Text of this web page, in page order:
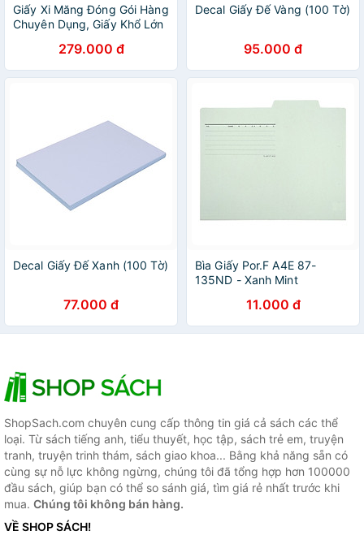
Giấy Xi Măng Đóng Gói Hàng
Chuyên Dụng, Giấy Khổ Lớn
279.000 đ
Decal Giấy Đế Vàng (100 Tờ)
95.000 đ
Decal Giấy Đế Xanh (100 Tờ)
77.000 đ
Bìa Giấy Por.F A4E 87-
135ND - Xanh Mint
11.000 đ
ShopSach.com chuyên cung cấp thông tin giá cả sách các thể
loại. Từ sách tiếng anh, tiểu thuyết, học tập, sách trẻ em, truyện
tranh, truyện trinh thám, sách giao khoa... Bằng khả năng sẵn có
cùng sự nỗ lực không ngừng, chúng tôi đã tổng hợp hơn 100000
đầu sách, giúp bạn có thể so sánh giá, tìm giá rẻ nhất trước khi
mua. Chúng tôi không bán hàng.
VỀ SHOP SÁCH!